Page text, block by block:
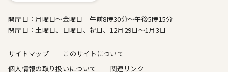
開庁日：月曜日～金曜日 午前8時30分～午後5時15分
閉庁日：土曜日、日曜日、祝日、12月29日～1月3日
サイトマップ
このサイトについて
個人情報の取り扱いについて
関連リンク